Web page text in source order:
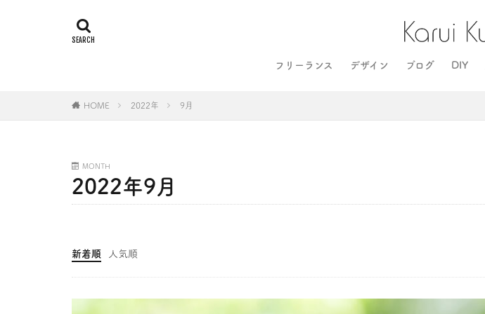
フリーランス デザイン ブログ DIY
HOME 2022年 9月
MONTH
2022年9月
新着順 人気順